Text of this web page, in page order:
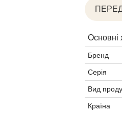
Основні
Бренд
Серія
Вид
Країна